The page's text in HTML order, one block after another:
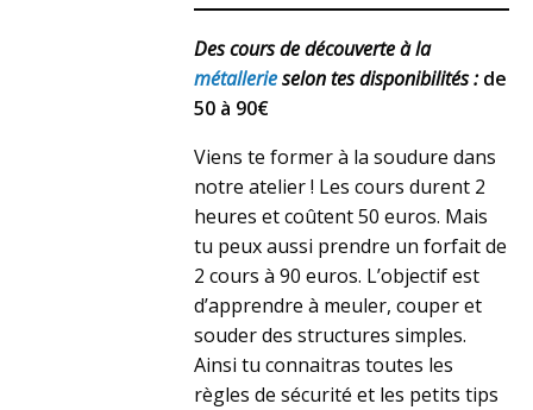
Des cours de découverte à la
métallerieselon tes disponibilités :de
50 à 90€
Viens te former à la soudure dans
notre atelier ! Les cours durent 2
heures et coûtent 50 euros. Mais
tu peux aussi prendre un forfait de
2 cours à 90 euros. L’objectif est
d’apprendre à meuler, couper et
souder des structures simples.
Ainsi tu connaitras toutes les
règles de sécurité et les petits tips